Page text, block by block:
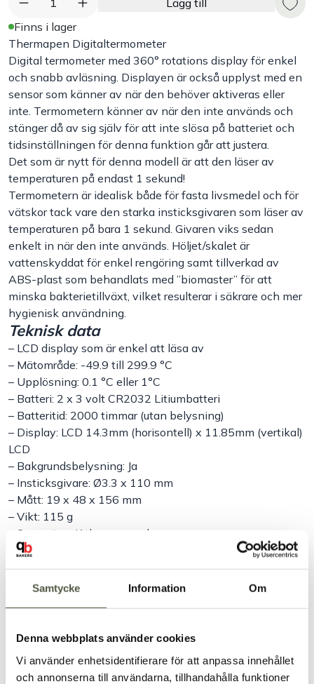
Samtycke Information Om
Denna webbplats använder cookies
Vi använder enhetsidentifierare för att anpassa innehållet
och annonserna till användarna, tillhandahålla funktioner
Handla efter bransch
Varumärken
Outlet
Om Bakers
Kundtjänst
Kontakt
1
Lägg till
Finns i lager
Thermapen Digitaltermometer
Digital termometer med 360° rotations display för enkel
och snabb avläsning. Displayen är också upplyst med en
sensor som känner av när den behöver aktiveras eller
inte. Termometern känner av när den inte används och
stänger då av sig själv för att inte slösa på batteriet och
tidsinställningen för denna funktion går att justera.
Det som är nytt för denna modell är att den läser av
temperaturen på endast 1 sekund!
Termometern är idealisk både för fasta livsmedel och för
vätskor tack vare den starka insticksgivaren som läser av
temperaturen på bara 1 sekund. Givaren viks sedan
enkelt in när den inte används. Höljet/skalet är
vattenskyddat för enkel rengöring samt tillverkad av
ABS-plast som behandlats med ”biomaster” för att
minska bakterietillväxt, vilket resulterar i säkrare och mer
hygienisk användning.
Teknisk data
– LCD display som är enkel att läsa av
– Mätområde: -49.9 till 299.9 °C
– Upplösning: 0.1 °C eller 1°C
– Batteri: 2 x 3 volt CR2032 Litiumbatteri
– Batteritid: 2000 timmar (utan belysning)
– Display: LCD 14.3mm (horisontell) x 11.85mm (vertikal)
LCD
– Bakgrundsbelysning: Ja
– Insticksgivare: Ø3.3 x 110 mm
– Mått: 19 x 48 x 156 mm
– Vikt: 115 g
– Sensortyp: K thermocouple
– Material: ABS plast behandlad med Biomaster
– Vattenskyddad: IP67 skydd
– Innehåller spårbart Kalibreringscertifikat
Livsmedelsintyg/Declaration of Compliance